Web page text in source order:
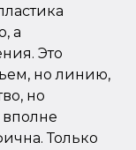
а
Это
но линию,
но
вполне
Только